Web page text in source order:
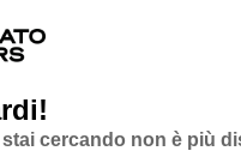
stai cercando non è più